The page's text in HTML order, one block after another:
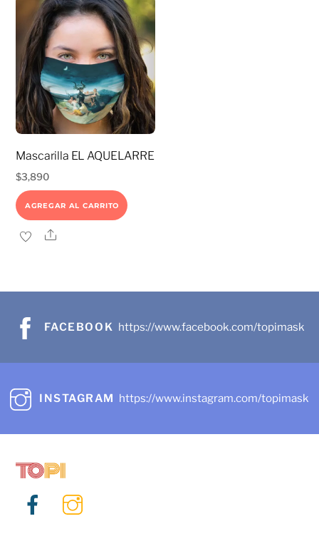
Mascarilla EL AQUELARRE
$3,890
AGREGAR AL CARRITO
Share
FACEBOOK https://www.facebook.com/topimask
INSTAGRAM https://www.instagram.com/topimask